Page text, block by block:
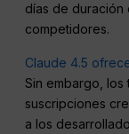
días de duración
competidores.
Claude 4.5
Sin embargo, los
suscripciones
a los